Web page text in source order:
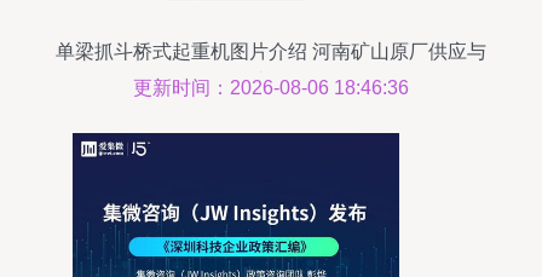
单梁抓斗桥式起重机图片介绍 河南矿山原厂供应与
技术解析
更新时间：2026-08-06 18:46:36